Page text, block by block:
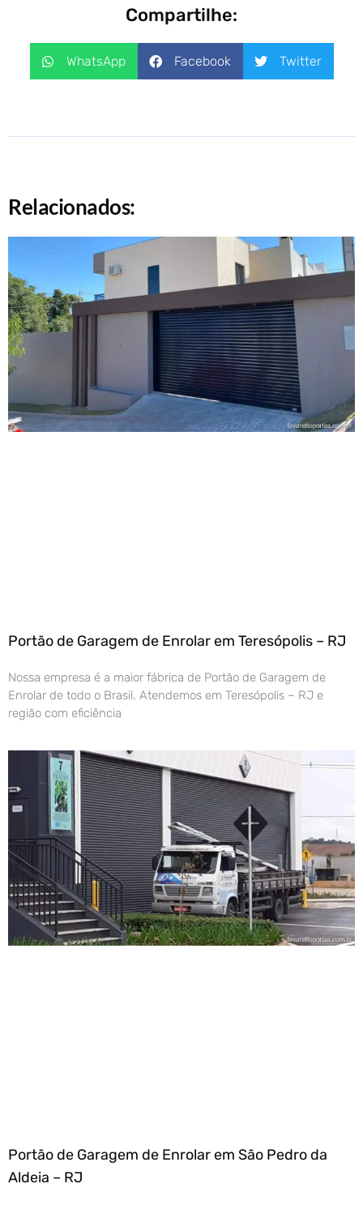
Compartilhe:
WhatsApp Facebook Twitter
Relacionados:
Portão de Garagem de Enrolar em Teresópolis – RJ
Nossa empresa é a maior fábrica de Portão de Garagem de
Enrolar de todo o Brasil. Atendemos em Teresópolis – RJ e
região com eficiência
Portão de Garagem de Enrolar em São Pedro da
Aldeia – RJ